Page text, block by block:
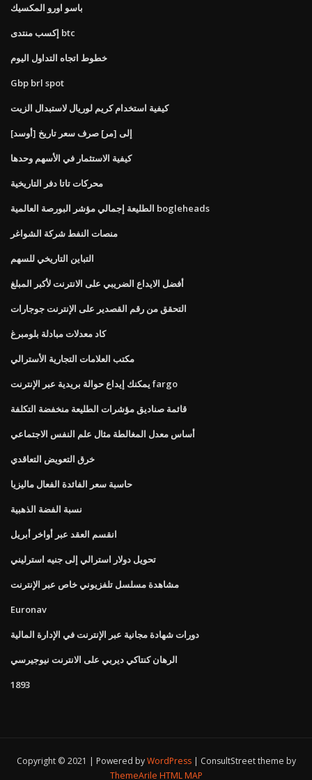
باسو اورو المكسيك
إكسب منتدى btc
خطوط اتجاه التداول اليوم
Gbp brl spot
كيفية استخدام كريم لوريال لاستبدال الزيت
[أوسد] إلى [مر] صرف سعر تاريخ
كيفية الاستثمار في الأسهم وحدها
محركات تاتا دفر التاريخية
الطليعة إجمالي مؤشر البورصة العالمية bogleheads
منصات النفط شركة الشواغر
التباين التاريخي للسهم
أفضل الايداع الضريبي على الانترنت لأكبر المبلغ
التحقق من رقم القصدير على الإنترنت جوجارات
كاد معدلات مبادلة بلومبرغ
مكتب العلامات التجارية الأسترالي
يمكنك إيداع حوالة بريدية عبر الإنترنت fargo
قائمة صناديق مؤشرات الطليعة منخفضة التكلفة
أساس معدل المغالطة مثال علم النفس الاجتماعي
خرق التعويض التعاقدي
حاسبة سعر الفائدة الفعال ماليزيا
نسبة الفضة الذهبية
انقسم العقد عبر أواخر أبريل
تحويل دولار استرالي إلى جنيه استرليني
مشاهدة مسلسل تلفزيوني خاص عبر الإنترنت
Euronav
دورات شهادة مجانية عبر الإنترنت في الإدارة المالية
الرهان كنتاكي ديربي على الانترنت نيوجيرسي
1893
Copyright © 2021 | Powered byWordPress
ConsultStreet theme by
ThemeArile HTML MAP